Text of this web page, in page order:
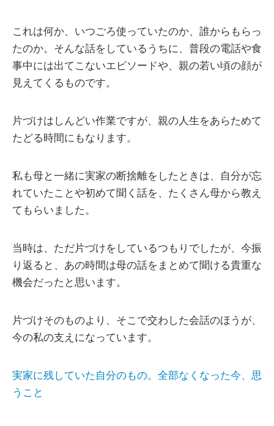
これは何か、いつごろ使っていたのか、誰からもらっ
たのか。そんな話をしているうちに、普段の電話や食
事中には出てこないエピソードや、親の若い頃の顔が
見えてくるものです。
片づけはしんどい作業ですが、親の人生をあらためて
たどる時間にもなります。
私も母と一緒に実家の断捨離をしたときは、自分が忘
れていたことや初めて聞く話を、たくさん母から教え
てもらいました。
当時は、ただ片づけをしているつもりでしたが、今振
り返ると、あの時間は母の話をまとめて聞ける貴重な
機会だったと思います。
片づけそのものより、そこで交わした会話のほうが、
今の私の支えになっています。
実家に残していた自分のもの。全部なくなった今、思
うこと